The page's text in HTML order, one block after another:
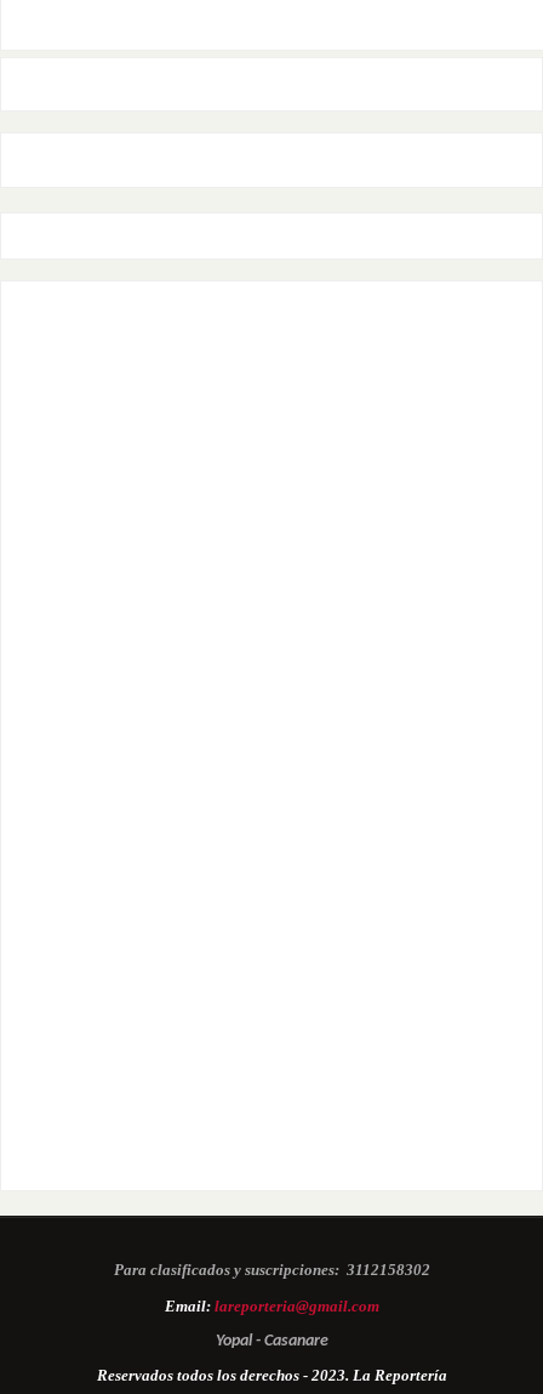
Para clasificados y suscripciones: 3112158302
Email: lareporteria@gmail.com
Yopal - Casanare
Reservados todos los derechos - 2023. La Reportería